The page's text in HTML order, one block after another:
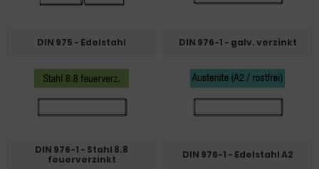
DIN 975 - Edelstahl DIN 976-1 - galv. verzinkt
DIN 976-1 - Stahl 8.8
feuerverzinkt
DIN 976-1 - Edelstahl A2